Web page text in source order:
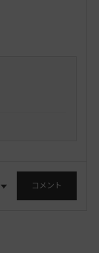
コメント